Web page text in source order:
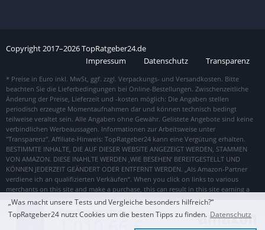
Zum Top Angebot
Copyright2017–2026TopRatgeber24.de
Impressum
Datenschutz Transparenz
„Was macht unsere Tests und Vergleiche besonders hilfreich?“
TopRatgeber24 nutzt Cookies um die besten Tipps zu finden. Datenschutz